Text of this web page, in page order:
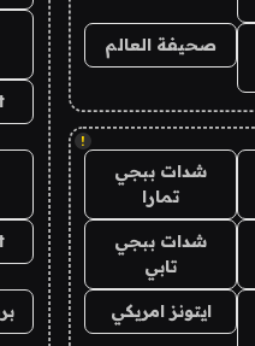
صحيفة العالم
!
شدات ببجي
تمارا
شدات ببجي
تابي
ايتونز امريكي